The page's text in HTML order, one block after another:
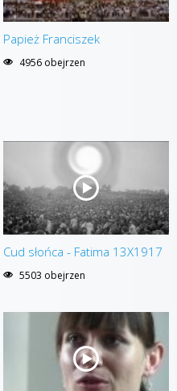
Papież Franciszek
4956 obejrzen
Cud słońca - Fatima 13X1917
5503 obejrzen